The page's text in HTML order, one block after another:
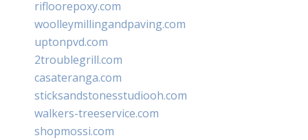
rifloorepoxy.com
woolleymillingandpaving.com
uptonpvd.com
2troublegrill.com
casateranga.com
sticksandstonesstudiooh.com
walkers-treeservice.com
shopmossi.com